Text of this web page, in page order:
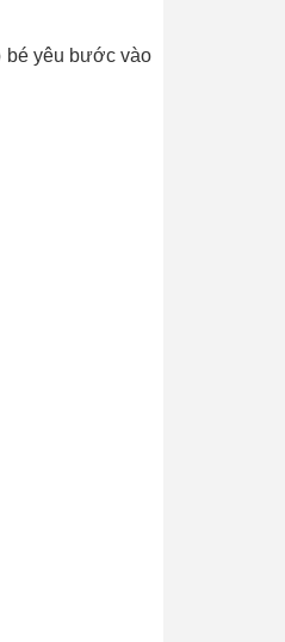
bé yêu bước vào